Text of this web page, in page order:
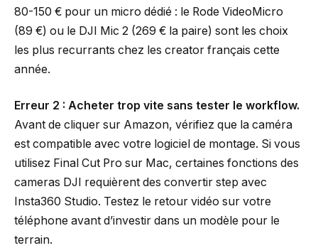
80-150 € pour un micro dédié : le Rode VideoMicro
(89 €) ou le DJI Mic 2 (269 € la paire) sont les choix
les plus recurrants chez les creator français cette
année.
Erreur 2 : Acheter trop vite sans tester le workflow.
Avant de cliquer sur Amazon, vérifiez que la caméra
est compatible avec votre logiciel de montage. Si vous
utilisez Final Cut Pro sur Mac, certaines fonctions des
cameras DJI requièrent des convertir step avec
Insta360 Studio. Testez le retour vidéo sur votre
téléphone avant d’investir dans un modèle pour le
terrain.